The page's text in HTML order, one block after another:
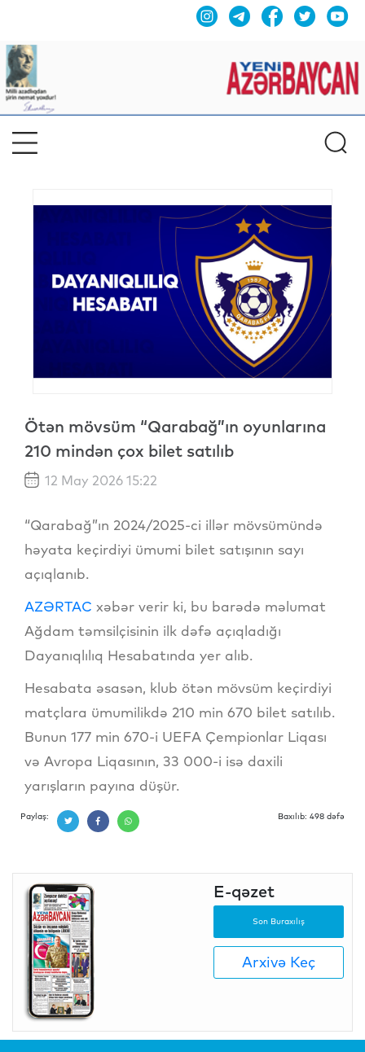
Ötən mövsüm “Qarabağ”ın oyunlarına
210 mindən çox bilet satılıb
12 May 2026 15:22
“Qarabağ”ın 2024/2025-ci illər mövsümündə
həyata keçirdiyi ümumi bilet satışının sayı
açıqlanıb.
AZƏRTAC xəbər verir ki, bu barədə məlumat
Ağdam təmsilçisinin ilk dəfə açıqladığı
Dayanıqlılıq Hesabatında yer alıb.
Hesabata əsasən, klub ötən mövsüm keçirdiyi
matçlara ümumilikdə 210 min 670 bilet satılıb.
Bunun 177 min 670-i UEFA Çempionlar Liqası
və Avropa Liqasının, 33 000-i isə daxili
yarışların payına düşür.
Paylaş: Baxılıb: 498 dəfə
E-qəzet
Son Buraxılış
Arxivə Keç